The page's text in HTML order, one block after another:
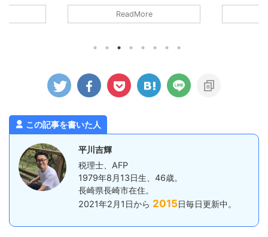
住民税、消
ら、ほぼ毎月何かしらの税金を払って
いる感じになります。 フリーラン
確認してみます。 経費にならないも
税金は以下のとおり。 所得税 住民税
（都道府県・市税） 延滞税などのペ
ナルティとなる税金 源泉所得税 消費
税は、所得に対して課税されるので、
その所得を計算する際の経費にする
ReadMore
変更し、そ
この記事を書いた人
平川吉輝
税理士、AFP
1979年8月13日生、46歳。
長崎県長崎市在住。
2021年2月1日から 2015日毎日更新中。